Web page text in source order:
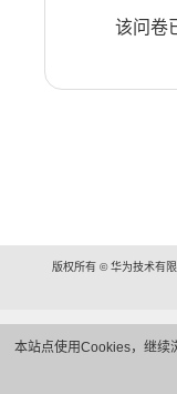
本站点使用Cookies，继续
该问卷
版权所有 © 华为技术有